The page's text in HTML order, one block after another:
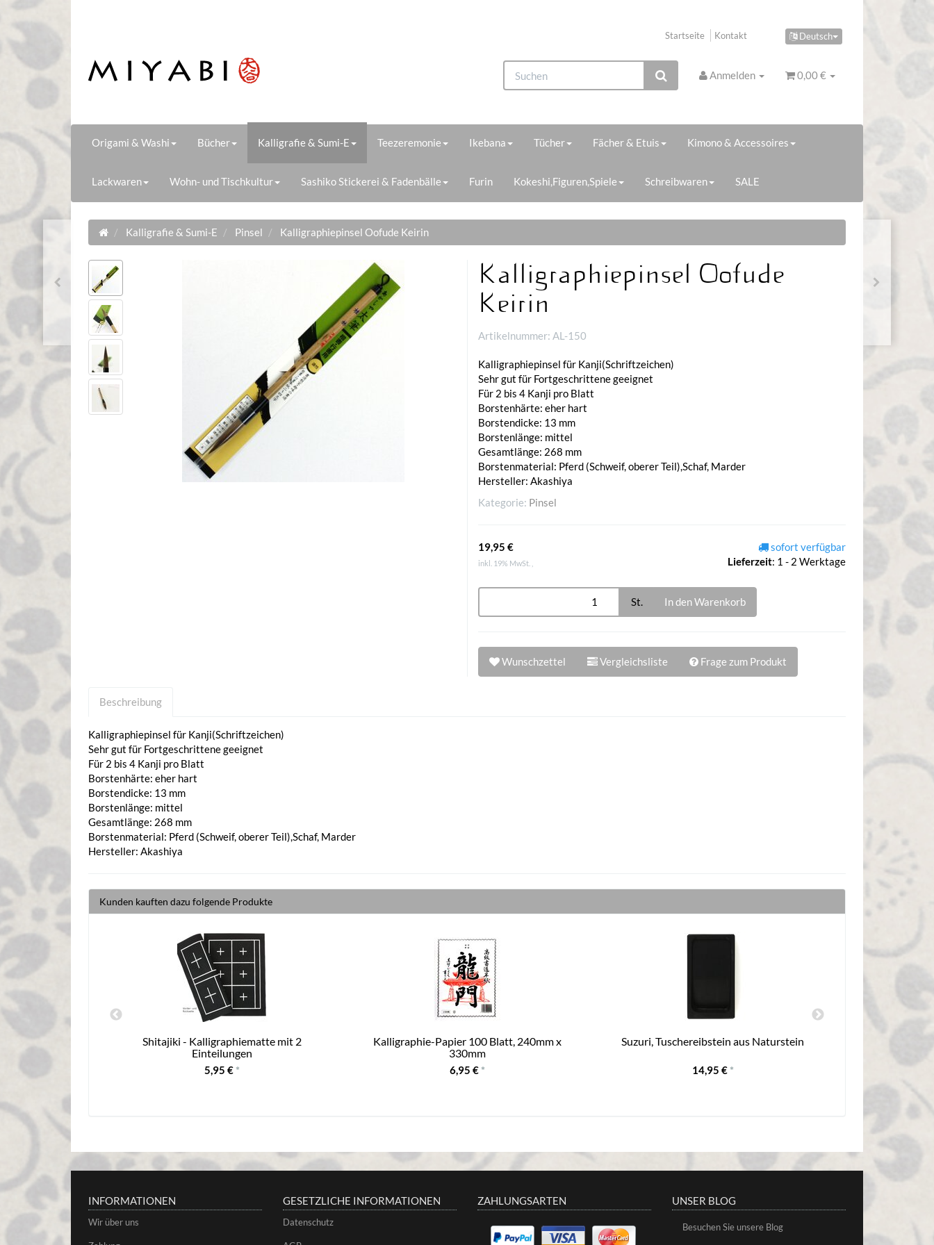
Deutsch
Startseite Kontakt
Anmelden 0,00 €
Origami & Washi Bücher Kalligrafie & Sumi-E Teezeremonie Ikebana Tücher Fächer & Etuis Kimono & Accessoires
Lackwaren Wohn- und Tischkultur Sashiko Stickerei & Fadenbälle Furin Kokeshi,Figuren,Spiele Schreibwaren SALE
Kalligrafie & Sumi-E Pinsel Kalligraphiepinsel Oofude Keirin
Kalligraphiepinsel Oofude
Keirin
Artikelnummer: AL-150
Kalligraphiepinsel für Kanji(Schriftzeichen)
Sehr gut für Fortgeschrittene geeignet
Für 2 bis 4 Kanji pro Blatt
Borstenhärte: eher hart
Borstendicke: 13 mm
Borstenlänge: mittel
Gesamtlänge: 268 mm
Borstenmaterial: Pferd (Schweif, oberer Teil),Schaf, Marder
Hersteller: Akashiya
Kategorie: Pinsel
19,95 €
inkl. 19% MwSt. ,
sofort verfügbar
Lieferzeit: 1 - 2 Werktage
St. In den Warenkorb
Wunschzettel Vergleichsliste Frage zum Produkt
Beschreibung
Kalligraphiepinsel für Kanji(Schriftzeichen)
Sehr gut für Fortgeschrittene geeignet
Für 2 bis 4 Kanji pro Blatt
Borstenhärte: eher hart
Borstendicke: 13 mm
Borstenlänge: mittel
Gesamtlänge: 268 mm
Borstenmaterial: Pferd (Schweif, oberer Teil),Schaf, Marder
Hersteller: Akashiya
Kunden kauften dazu folgende Produkte
klassisch XL
Shitajiki - Kalligraphiematte mit 2
Einteilungen
5,95 € *
Kalligraphie-Papier 100 Blatt, 240mm x
330mm
6,95 € *
Suzuri, Tuschereibstein aus Naturstein
14,95 € *
INFORMATIONEN
Wir über uns
GESETZLICHE INFORMATIONEN
Datenschutz
ZAHLUNGSARTEN UNSER BLOG
Besuchen Sie unsere Blog